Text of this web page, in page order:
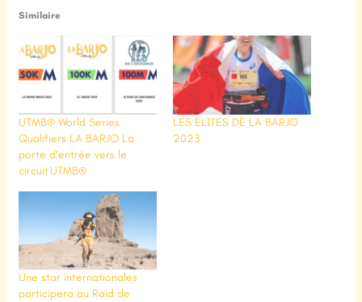
Similaire
UTMB® World Series
Qualifiers LA BARJO La
porte d’entrée vers le
circuit UTMB®
LES ELITES DE LA BARJO
2023
Une star internationales
participera au Raid de